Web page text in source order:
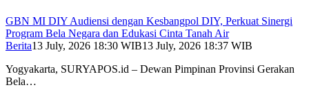
GBN MI DIY Audiensi dengan Kesbangpol DIY, Perkuat Sinergi
Program Bela Negara dan Edukasi Cinta Tanah Air
Berita13 July, 2026 18:30 WIB13 July, 2026 18:37 WIB
Yogyakarta, SURYAPOS.id – Dewan Pimpinan Provinsi Gerakan
Bela…